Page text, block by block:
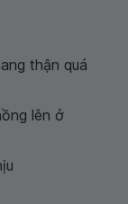
thận quá
lên ở